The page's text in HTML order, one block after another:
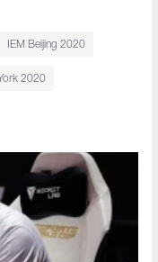
IEM Beijing 2020
2020